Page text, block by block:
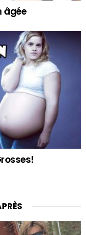
âgée